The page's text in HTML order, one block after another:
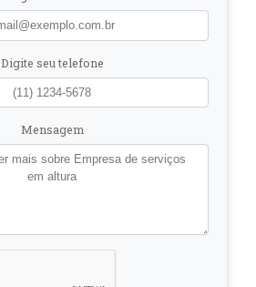
Digite seu telefone
Mensagem